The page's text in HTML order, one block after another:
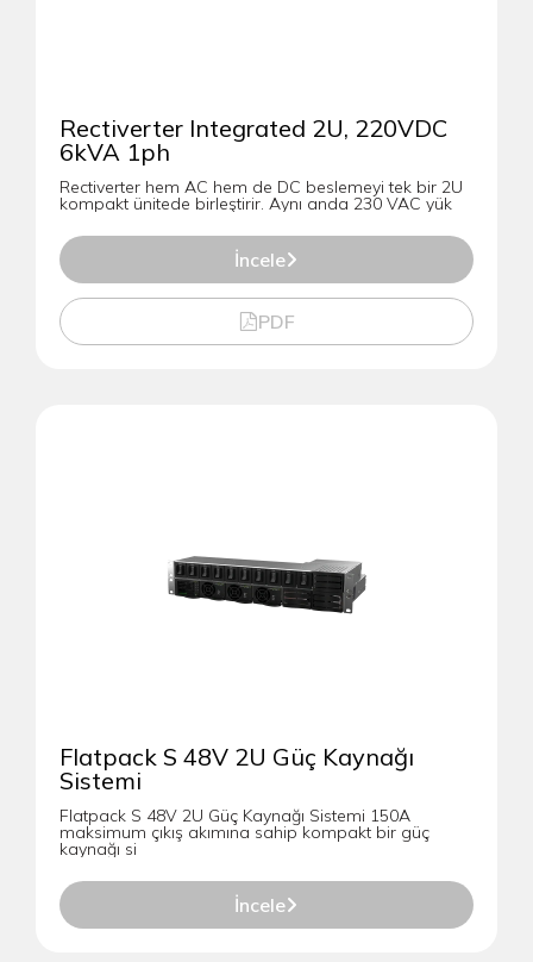
Rectiverter Integrated 2U, 220VDC
6kVA 1ph
Rectiverter hem AC hem de DC beslemeyi tek bir 2U
kompakt ünitede birleştirir. Aynı anda 230 VAC yük
İncele
PDF
Flatpack S 48V 2U Güç Kaynağı
Sistemi
Flatpack S 48V 2U Güç Kaynağı Sistemi 150A
maksimum çıkış akımına sahip kompakt bir güç
kaynağı si
İncele